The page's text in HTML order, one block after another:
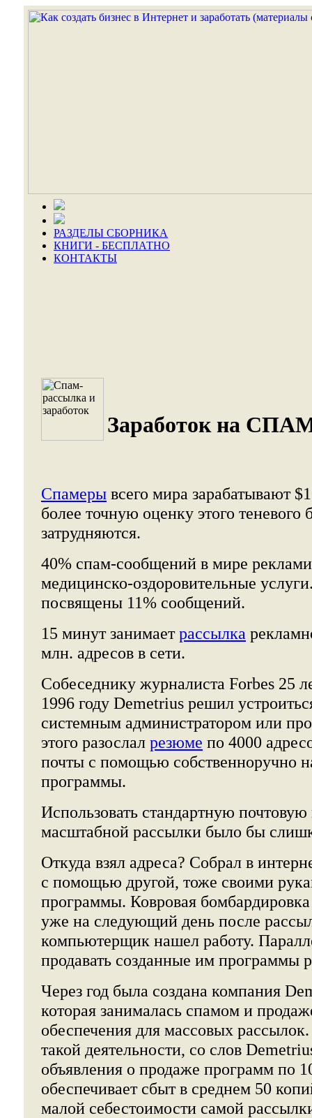
РАЗДЕЛЫ СБОРНИКА
КНИГИ - БЕСПЛАТНО
КОНТАКТЫ
Заработок на
Спамеры всего мира зарабатывают
более точную оценку этого теневого
затрудняются.
40% спам-сообщений в мире
медицинско-оздоровительные
посвящены 11% сообщений.
15 минут занимаетрассылка
млн. адресов в сети.
Собеседнику журналиста Forbes 25
1996 году Demetrius решил
системным администратором или
этого разослал резюме по 4000
почты с помощью собственноручно
программы.
Использовать стандартную
масштабной рассылки было бы
Откуда взял адреса? Собрал в
с помощью другой, тоже своими
программы. Ковровая
уже на следующий день после
компьютерщик нашел работу.
продавать созданные им программы
Через год была создана компания
которая занималась спамом и
обеспечения для массовых
такой деятельности, со слов
объявления о продаже программ по
обеспечивает сбыт в среднем 50
малой себестоимости самой